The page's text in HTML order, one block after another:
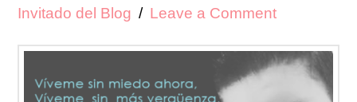
Invitado del Blog
Leave a Comment